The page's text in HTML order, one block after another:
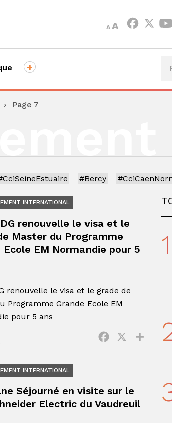
A
DECREASE
FONT
AINCREASE
SIZE.
+
› Page 7
#Bercy
INTERNATIONAL
renouvelle le visa et le
Master du Programme
Ecole EM Normandie pour 5
renouvelle le visa et le grade de
Programme Grande Ecole EM
pour 5 ans
Facebook
INTERNATIONAL
Séjourné en visite sur le
Electric du Vaudreuil
1